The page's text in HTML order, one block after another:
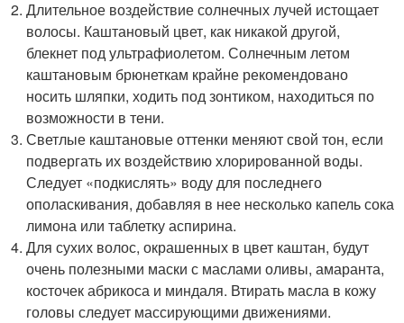
Длительное воздействие солнечных лучей истощает
волосы. Каштановый цвет, как никакой другой,
блекнет под ультрафиолетом. Солнечным летом
каштановым брюнеткам крайне рекомендовано
носить шляпки, ходить под зонтиком, находиться по
возможности в тени.
Светлые каштановые оттенки меняют свой тон, если
подвергать их воздействию хлорированной воды.
Следует «подкислять» воду для последнего
ополаскивания, добавляя в нее несколько капель сока
лимона или таблетку аспирина.
Для сухих волос, окрашенных в цвет каштан, будут
очень полезными маски с маслами оливы, амаранта,
косточек абрикоса и миндаля. Втирать масла в кожу
головы следует массирующими движениями.